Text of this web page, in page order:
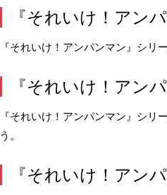
『それいけ！アン
『それいけ！アンパンマン』シリ
『それいけ！アン
『それいけ！アンパンマン』シリ
う。
『それいけ！アン